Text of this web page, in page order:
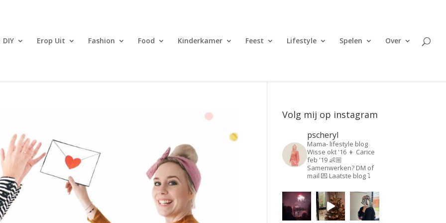
DIY Erop Uit Fashion Food Kinderkamer Feest Lifestyle Spelen Over
Volg mij op instagram
pscheryl
Mama- lifestyle blog
Wisse okt '16 👦 Carice
feb '19 👶🏼
Samenwerken? DM of
mail 💌 Laatste blog ⤵️